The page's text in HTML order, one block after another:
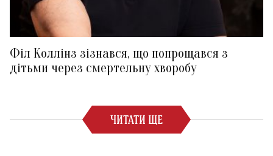
Філ Коллінз зізнався, що попрощався з
дітьми через смертельну хворобу
ЧИТАТИ ЩЕ